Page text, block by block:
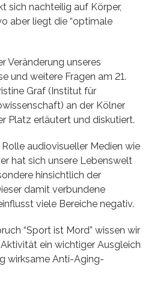
sich nachteilig auf Körper,
aber liegt die “optimale
Veränderung unseres
und weitere Fragen am 21.
Graf (Institut für
an der Kölner
Platz erläutert und diskutiert.
audiovisueller Medien wie
hat sich unsere Lebenswelt
hinsichtlich der
damit verbundene
viele Bereiche negativ.
“Sport ist Mord” wissen wir
ein wichtiger Ausgleich
wirksame Anti-Aging-